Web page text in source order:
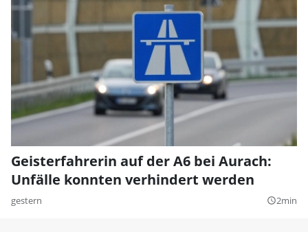
Geisterfahrerin auf der A6 bei Aurach:
Unfälle konnten verhindert werden
gestern query_builder2min